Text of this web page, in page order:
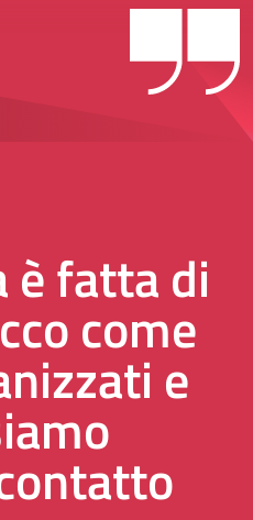
è fatta di
come
e